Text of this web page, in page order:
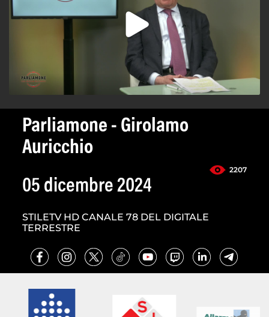
Parliamone - Girolamo
Auricchio
2207
05 dicembre 2024
STILETV HD CANALE 78 DEL DIGITALE
TERRESTRE